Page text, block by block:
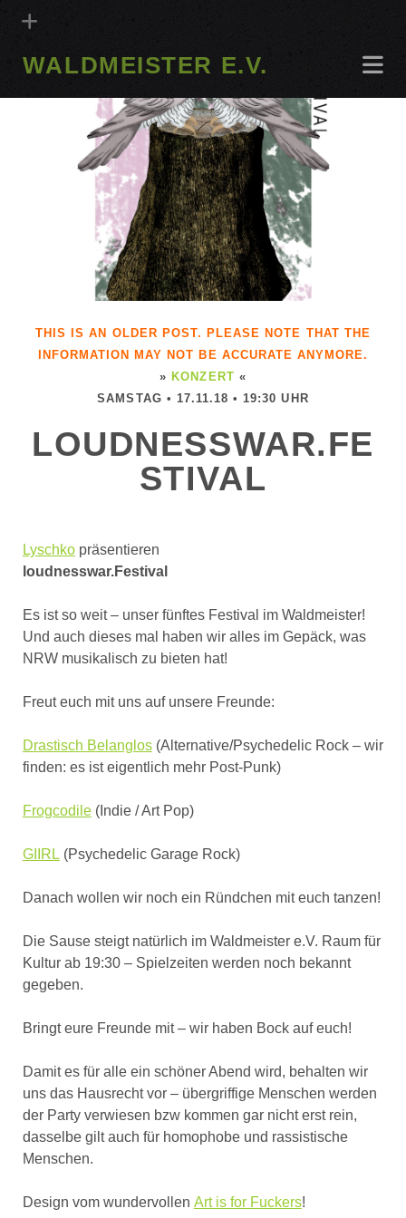
WALDMEISTER E.V.
THIS IS AN OLDER POST. PLEASE NOTE THAT THE
INFORMATION MAY NOT BE ACCURATE ANYMORE.
» KONZERT «
SAMSTAG • 17.11.18 • 19:30 UHR
LOUDNESSWAR.FE
STIVAL
Lyschkopräsentieren
loudnesswar.Festival
Es ist so weit – unser fünftes Festival im Waldmeister!
Und auch dieses mal haben wir alles im Gepäck, was
NRW musikalisch zu bieten hat!
Freut euch mit uns auf unsere Freunde:
Drastisch Belanglos(Alternative/Psychedelic Rock – wir
finden: es ist eigentlich mehr Post-Punk)
Frogcodile(Indie / Art Pop)
GIIRL (Psychedelic Garage Rock)
Danach wollen wir noch ein Ründchen mit euch tanzen!
Die Sause steigt natürlich im Waldmeister e.V. Raum für
Kultur ab 19:30 – Spielzeiten werden noch bekannt
gegeben.
Bringt eure Freunde mit – wir haben Bock auf euch!
Damit es für alle ein schöner Abend wird, behalten wir
uns das Hausrecht vor – übergriffige Menschen werden
der Party verwiesen bzw kommen gar nicht erst rein,
dasselbe gilt auch für homophobe und rassistische
Menschen.
Design vom wundervollen Art is for Fuckers!